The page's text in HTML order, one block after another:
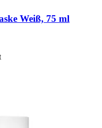
Weiß, 75 ml